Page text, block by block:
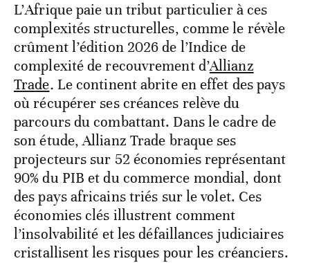
L’Afrique paie un tribut particulier à ces
complexités structurelles, comme le révèle
crûment l’édition 2026 de l’Indice de
complexité de recouvrement d’Allianz
Trade. Le continent abrite en effet des pays
où récupérer ses créances relève du
parcours du combattant. Dans le cadre de
son étude, Allianz Trade braque ses
projecteurs sur 52 économies représentant
90% du PIB et du commerce mondial, dont
des pays africains triés sur le volet. Ces
économies clés illustrent comment
l’insolvabilité et les défaillances judiciaires
cristallisent les risques pour les créanciers.